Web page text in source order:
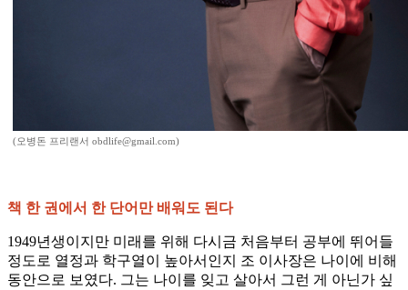
(오병돈 프리랜서 obdlife@gmail.com)
책 한 권에서 한 단어만 배워도 된다
1949년생이지만 미래를 위해 다시금 처음부터 공부에 뛰어들
정도로 열정과 학구열이 높아서인지 조 이사장은 나이에 비해
동안으로 보였다. 그는 나이를 잊고 살아서 그런 게 아닌가 싶